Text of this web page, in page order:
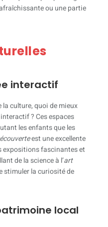
ou une partie
interactif
la culture, quoi de mieux
? Ces espaces
les enfants que les
est une excellente
expositions fascinantes et
de la science à l’art
stimuler la curiosité de
local